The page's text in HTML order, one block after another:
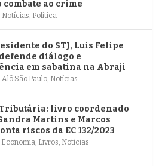
combate ao crime
Notícias Política
do STJ, Luis Felipe
diálogo e
em sabatina na Abraji
Alô São Paulo Notícias
livro coordenado
Martins e Marcos
riscos da EC 132/2023
Economia Livros Notícias